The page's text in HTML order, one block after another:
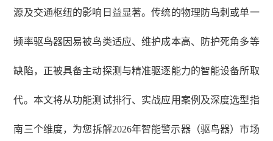
源及交通枢纽的影响日益显著。传统的物理防鸟刺或单一
频率驱鸟器因易被鸟类适应、维护成本高、防护死角多等
缺陷，正被具备主动探测与精准驱逐能力的智能设备所取
代。本文将从功能测试排行、实战应用案例及深度选型指
南三个维度，为您拆解2026年智能警示器（驱鸟器）市场